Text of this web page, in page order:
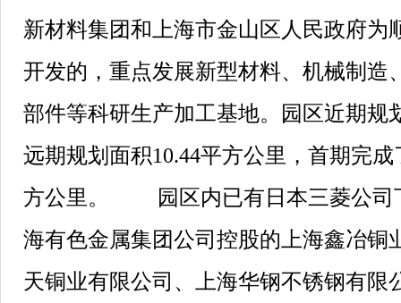
新材料集团和上海市金山区人民政府为
开发的，重点发展新型材料、机械制造
部件等科研生产加工基地。园区近期规
远期规划面积10.44平方公里，首期完
方公里。 园区内已有日本三菱公司
海有色金属集团公司控股的上海鑫冶铜
天铜业有限公司、上海华钢不锈钢有限